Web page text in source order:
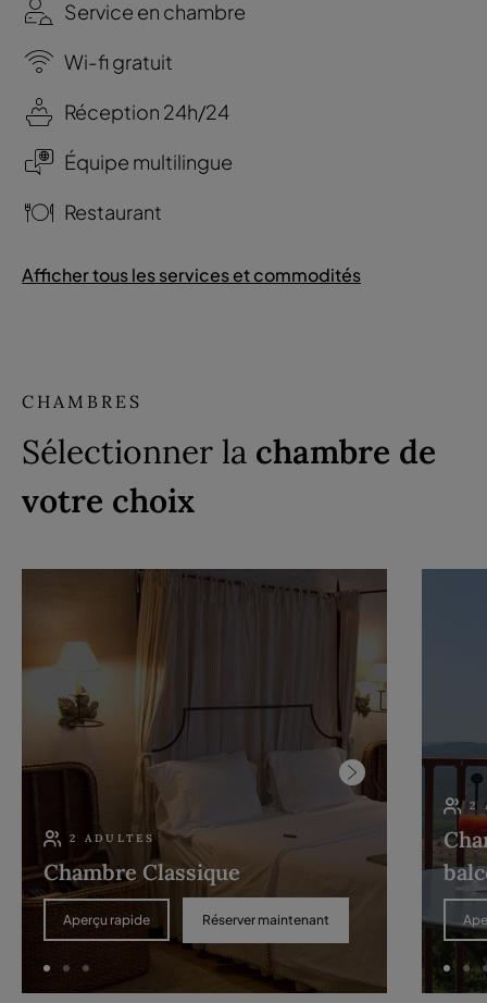
Service en chambre
Wi-fi gratuit
Réception 24h/24
Équipe multilingue
Restaurant
Afficher tous les services et commodités
CHAMBRES
Sélectionner la chambre de
votre choix
2 ADULTES
Chambre Classique
Aperçu rapide Réserver maintenant
2